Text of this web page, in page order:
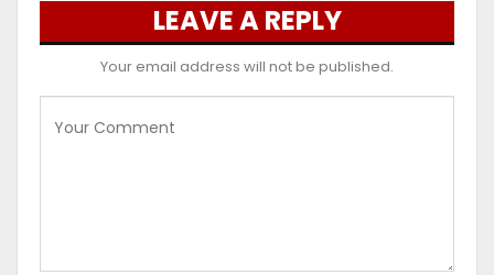
LEAVE A REPLY
Your email address will not be published.